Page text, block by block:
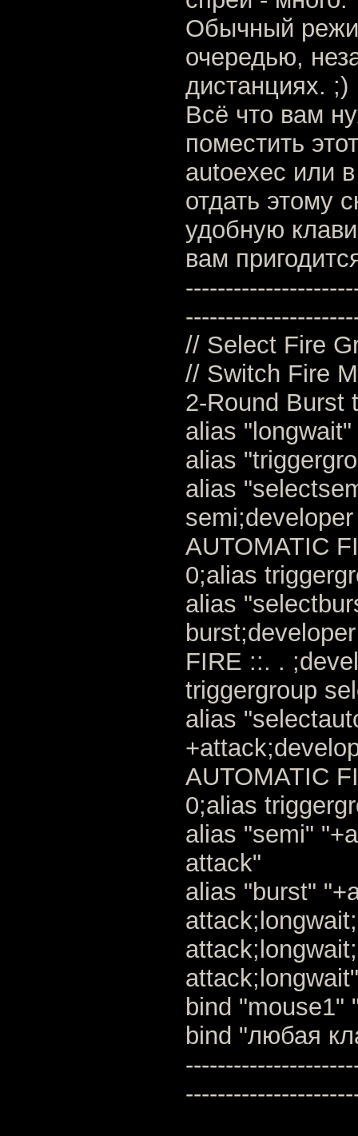
Обычный
очередью,
дистанциях. ;)
Всё что вам
поместить
autoexec или
отдать этому
удобную
вам
// Select Fire
// Switch Fire
2-Round Burst
alias
alias
alias
AUTOMATIC
0;alias
alias
FIRE ::. .
triggergroup
alias
AUTOMATIC
0;alias
alias "semi"
attack"
alias "burst"
attack;longwait"
bind "mouse1"
bind "любая